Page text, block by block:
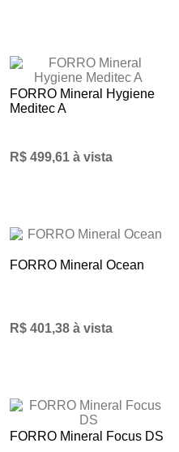
FORRO Mineral Hygiene
Meditec A
R$ 499,61 à vista
FORRO Mineral Ocean
R$ 401,38 à vista
FORRO Mineral Focus DS